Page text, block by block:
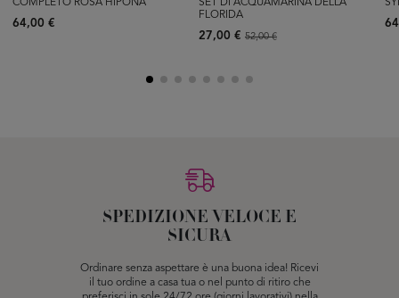
COMPLETO ROSA HIPONA
64,00 €
SET DI ACQUAMARINA DELLA
FLORIDA
27,00 € 52,00 €
SPEDIZIONE VELOCE E
SICURA
Ordinare senza aspettare è una buona idea! Ricevi
il tuo ordine a casa tua o nel punto di ritiro che